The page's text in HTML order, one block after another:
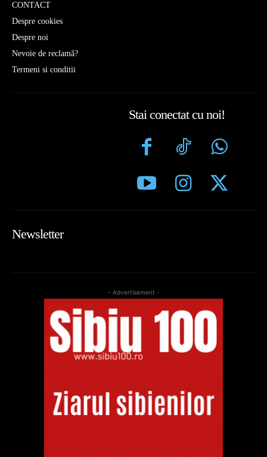
CONTACT
Despre cookies
Despre noi
Nevoie de reclamă?
Termeni si conditii
Stai conectat cu noi!
Newsletter
- Advertisement -